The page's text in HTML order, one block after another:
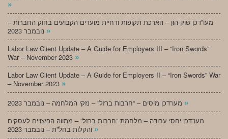
»
מעו”דכן שוק הון – הארכת תקופות ודחיית מועדים הקבועים בחוק החברות –
»
Labor Law Client Update – A Guide for Employers III – “Iron Swords”
War – November 2023 »
Labor Law Client Update – A Guide for Employers II – “Iron Swords” War
– November 2023 »
»
מעו”דכן יחסי עבודה – מלחמת “חרבות ברזל” – מתווה הפיצויים לעסקים
»